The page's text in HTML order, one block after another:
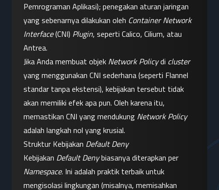
Pemrograman Aplikasi); penegakan aturan jaringan
yang sebenarnya dilakukan oleh Container Network
Interface (CNI) Plugin, seperti Calico, Cilium, atau
Antrea.
Jika Anda membuat objek Network Policy di cluster
yang menggunakan CNI sederhana (seperti Flannel
standar tanpa ekstensi), kebijakan tersebut tidak
akan memiliki efek apa pun. Oleh karena itu,
memastikan CNI yang mendukung Network Policy
adalah langkah nol yang krusial.
Struktur Kebijakan Default Deny
Kebijakan Default Deny
Namespace. Ini adalah praktik terbaik untuk